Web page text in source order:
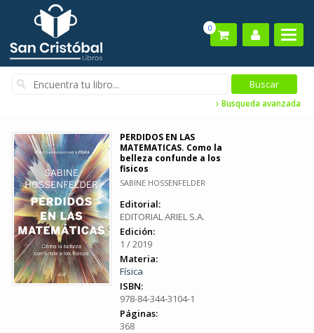
0
Busqueda avanzada
PERDIDOS EN LAS
MATEMATICAS. Como la
belleza confunde a los
fisicos
SABINE HOSSENFELDER
Editorial:
EDITORIAL ARIEL S.A.
Edición:
1 / 2019
Materia:
Física
ISBN:
978-84-344-3104-1
Páginas:
368